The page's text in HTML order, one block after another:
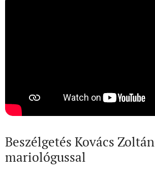
Beszélgetés Kovács Zoltán
mariológussal